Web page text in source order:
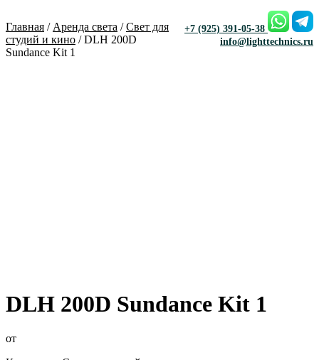
+7 (925) 391-05-38
info@lighttechnics.ru
Главная /Аренда света /Свет для
студий и кино / DLH 200D
Sundance Kit 1
DLH 200D Sundance Kit 1
от